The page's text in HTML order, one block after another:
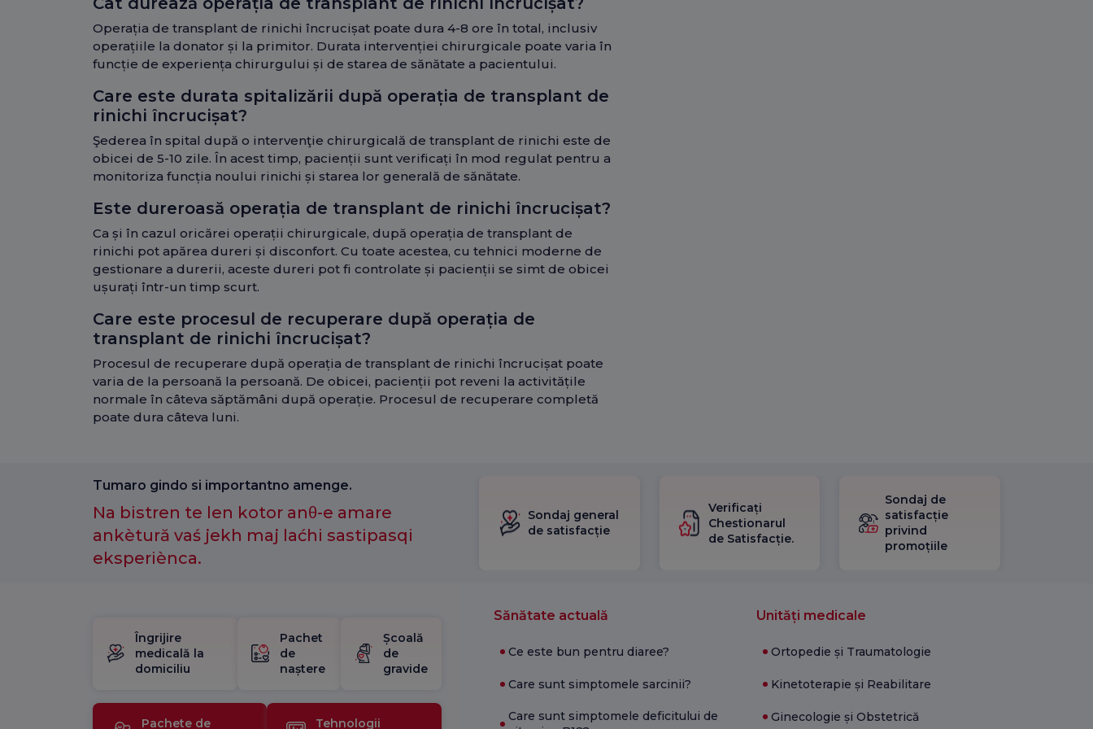
Operația de transplant de rinichi încrucișat poate dura 4-8 ore în total, inclusiv
operațiile la donator și la primitor. Durata intervenției chirurgicale poate varia în
funcție de experiența chirurgului și de starea de sănătate a pacientului.
Care este durata spitalizării după operația de transplant de
rinichi încrucișat?
Şederea în spital după o intervenţie chirurgicală de transplant de rinichi este de
obicei de 5-10 zile. În acest timp, pacienții sunt verificați în mod regulat pentru a
monitoriza funcția noului rinichi și starea lor generală de sănătate.
Este dureroasă operația de transplant de rinichi încrucișat?
Ca și în cazul oricărei operații chirurgicale, după operația de transplant de
rinichi pot apărea dureri și disconfort. Cu toate acestea, cu tehnici moderne de
gestionare a durerii, aceste dureri pot fi controlate și pacienții se simt de obicei
ușurați într-un timp scurt.
Care este procesul de recuperare după operația de
transplant de rinichi încrucișat?
Procesul de recuperare după operația de transplant de rinichi încrucișat poate
varia de la persoană la persoană. De obicei, pacienții pot reveni la activitățile
normale în câteva săptămâni după operație. Procesul de recuperare completă
poate dura câteva luni.
Îngrijire
medicală la
domiciliu
Pachet
de
naștere
Școală
de
gravide
Pachete de Tehnologii
Sănătate actuală
Ce este bun pentru diaree?
Care sunt simptomele sarcinii?
Care sunt simptomele deficitului de
Unități medicale
Ortopedie și Traumatologie
Kinetoterapie și Reabilitare
Ginecologie și Obstetrică
Tumaro gindo si importantno amenge.
Na bistren te len kotor anθ-e amare
ankètură vaś jekh maj laćhi sastipasqi
eksperiènca.
Sondaj general
de satisfacție
Verificați
Chestionarul
de Satisfacție.
Sondaj de
satisfacție
privind
promoțiile